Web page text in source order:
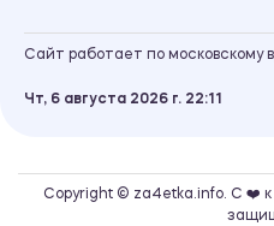
Сайт работает по московскому
Чт, 6 августа 2026 г. 22 11
Copyright © za4etka.info. С ❤️ к